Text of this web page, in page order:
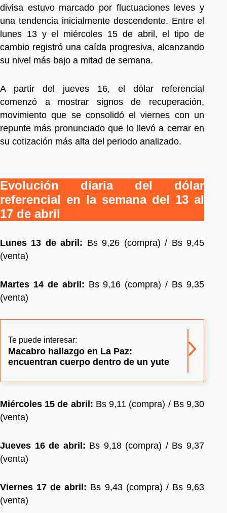
divisa estuvo marcado por fluctuaciones leves y
una tendencia inicialmente descendente. Entre el
lunes 13 y el miércoles 15 de abril, el tipo de
cambio registró una caída progresiva, alcanzando
su nivel más bajo a mitad de semana.
A partir del jueves 16, el dólar referencial
comenzó a mostrar signos de recuperación,
movimiento que se consolidó el viernes con un
repunte más pronunciado que lo llevó a cerrar en
su cotización más alta del periodo analizado.
Evolución diaria del dólar
referencial en la semana del 13 al
17 de abril
Lunes 13 de abril: Bs 9,26 (compra) / Bs 9,45
(venta)
Martes 14 de abril: Bs 9,16 (compra) / Bs 9,35
(venta)
Te puede interesar:
Macabro hallazgo en La Paz:
encuentran cuerpo dentro de un yute
Miércoles 15 de abril: Bs 9,11 (compra) / Bs 9,30
(venta)
Jueves 16 de abril: Bs 9,18 (compra) / Bs 9,37
(venta)
Viernes 17 de abril: Bs 9,43 (compra) / Bs 9,63
(venta)